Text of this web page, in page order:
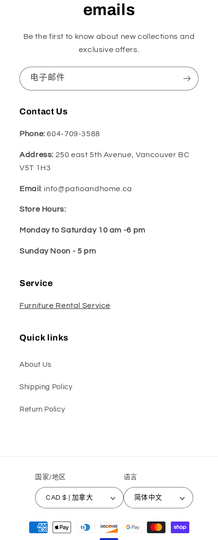
emails
Be the first to know about new collections and
exclusive offers.
电子邮件
Contact Us
Phone:604-709-3588
Address: 250 east 5th Avenue, Vancouver BC
V5T 1H3
Email: info@patioandhome.ca
Store Hours:
Monday to Saturday 10 am -6 pm
Sunday Noon - 5 pm
Service
Furniture Rental Service
Quick links
About Us
Shipping Policy
Return Policy
国家/地区
CAD $ | 加拿大
语言
简体中文